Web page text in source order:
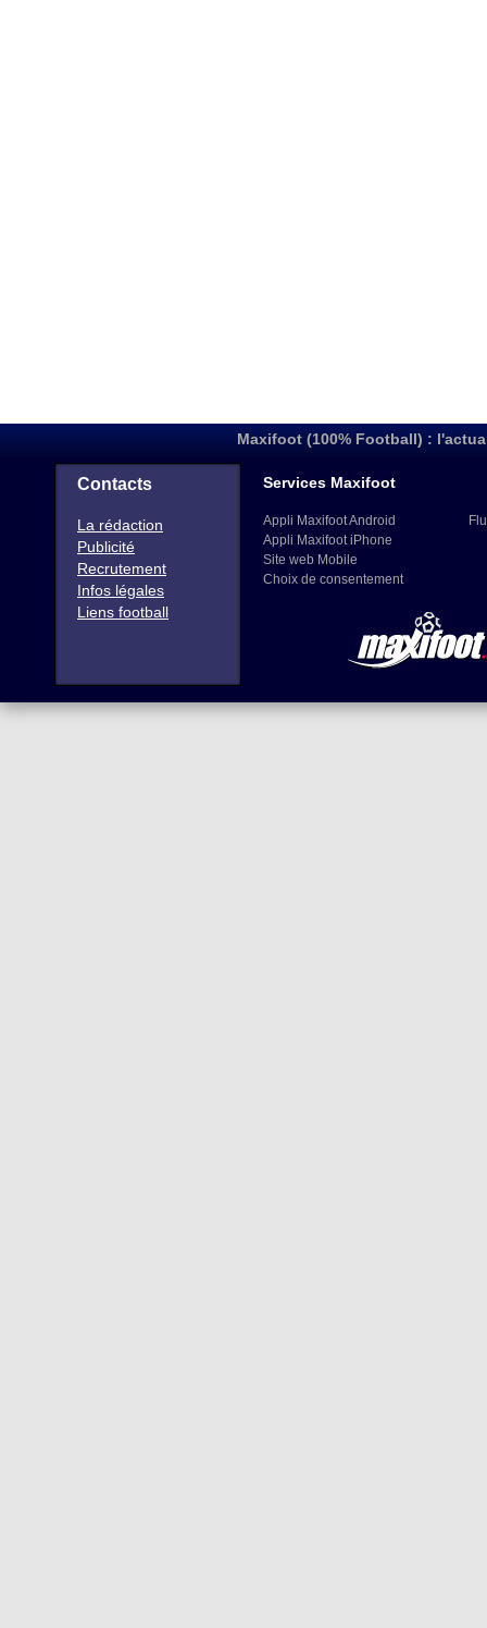
Maxifoot (100% Football) :
Contacts
La rédaction
Publicité
Recrutement
Infos légales
Liens football
Services Maxifoot
Appli Maxifoot Android
Appli Maxifoot iPhone
Site web Mobile
Choix de consentement